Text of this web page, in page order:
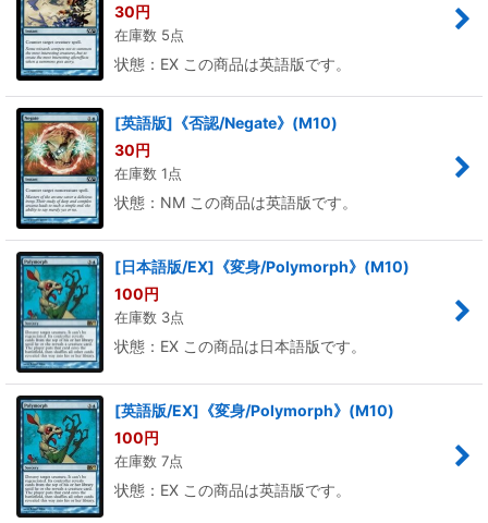
30円
在庫数 5点
状態：EX この商品は英語版です。
[英語版]《否認/Negate》(M10)
30円
在庫数 1点
状態：NM この商品は英語版です。
[日本語版/EX]《変身/Polymorph》(M10)
100円
在庫数 3点
状態：EX この商品は日本語版です。
[英語版/EX]《変身/Polymorph》(M10)
100円
在庫数 7点
状態：EX この商品は英語版です。